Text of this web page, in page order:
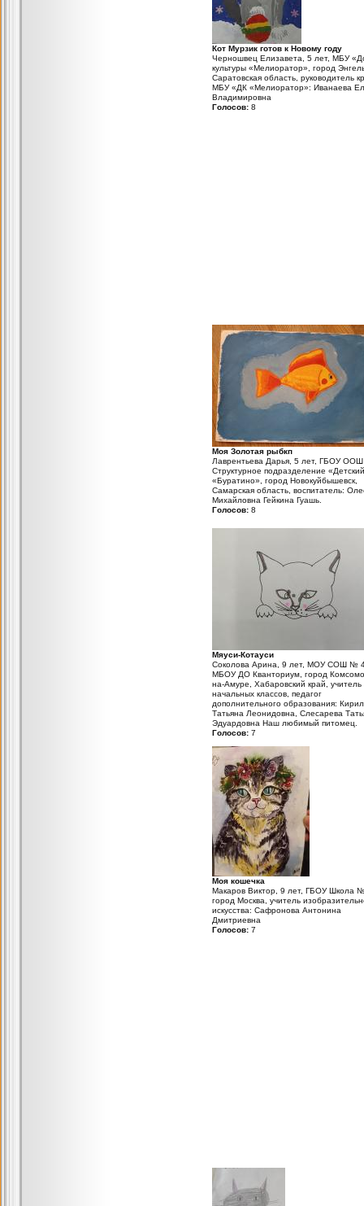
Кот Мурзик готов к Новому году
Черношвец Елизавета, 5 лет, МБУ
культуры «Мелиоратор», город
Саратовская область, руководитель
МБУ «ДК «Мелиоратор»: Иванаева
Владимировна
Голосов: 8
Моя Золотая рыбкп
Лаврентьева Дарья, 5 лет, ГБОУ
Структурное подразделение
«Буратино», город Новокуйбышевск,
Самарская область, воспитатель:
Михайловна Гейкина Гуашь.
Голосов: 8
Мяуси-Котауси
Соколова Арина, 9 лет, МОУ СОШ №
МБОУ ДО Кванториум, город
на-Амуре, Хабаровский край, учитель
начальных классов, педагог
дополнительного образования:
Татьяна Леонидовна, Слесарева
Эдуардовна Наш любимый питомец.
Голосов: 7
Моя кошечка
Макаров Виктор, 9 лет, ГБОУ Школа
город Москва, учитель
искусства: Сафронова Антонина
Дмитриевна
Голосов: 7